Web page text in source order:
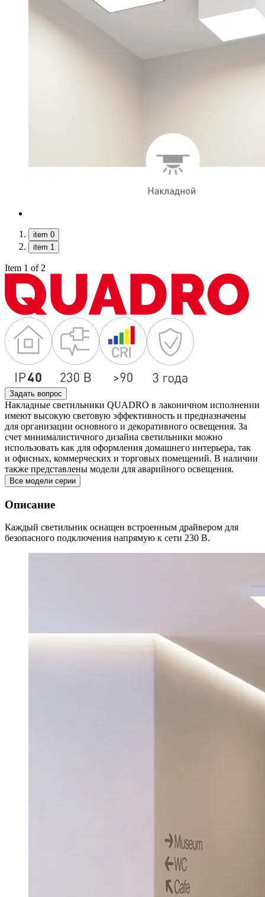
item 0
item 1
Item 1 of 2
Задать вопрос
Накладные светильники QUADRO в лаконичном исполнении
имеют высокую световую эффективность и предназначены
для организации основного и декоративного освещения. За
счет минималистичного дизайна светильники можно
использовать как для оформления домашнего интерьера, так
и офисных, коммерческих и торговых помещений. В наличии
также представлены модели для аварийного освещения.
Все модели серии
Описание
Каждый светильник оснащен встроенным драйвером для
безопасного подключения напрямую к сети 230 В.